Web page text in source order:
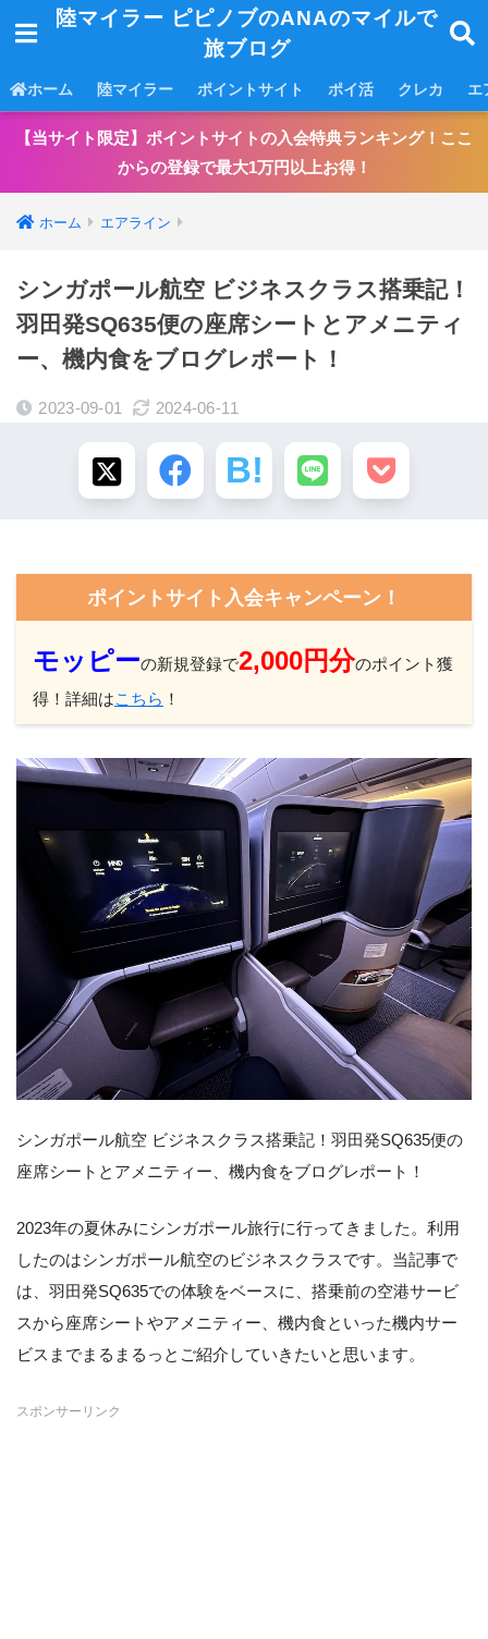
陸マイラー ピピノブのANAのマイルで
旅ブログ
ホーム 陸マイラー ポイントサイト ポイ活 クレカ エ
【当サイト限定】ポイントサイトの入会特典ランキング！ここ
からの登録で最大1万円以上お得！
ホーム エアライン
シンガポール航空 ビジネスクラス搭乗記！
羽田発SQ635便の座席シートとアメニティ
ー、機内食をブログレポート！
2023-09-01 2024-06-11
ポイントサイト入会キャンペーン！
モッピーの新規登録で2,000円分のポイント獲
得！詳細はこちら ！
シンガポール航空 ビジネスクラス搭乗記！羽田発SQ635便の
座席シートとアメニティー、機内食をブログレポート！
2023年の夏休みにシンガポール旅行に行ってきました。利用
したのはシンガポール航空のビジネスクラスです。当記事で
は、羽田発SQ635での体験をベースに、搭乗前の空港サービ
スから座席シートやアメニティー、機内食といった機内サー
ビスまでまるまるっとご紹介していきたいと思います。
スポンサーリンク